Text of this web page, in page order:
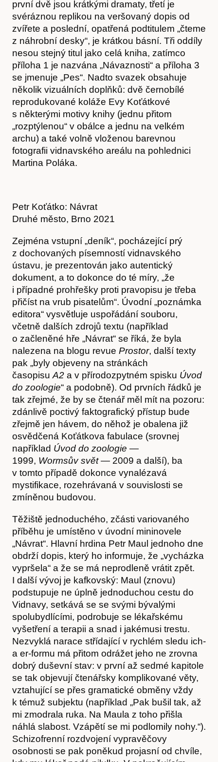
Články
Časopis
Hostcast
první dvě jsou krátkými dramaty, třetí je
svéráznou replikou na veršovaný dopis od
zvířete a poslední, opatřená podtitulem „čteme
z náhrobní desky“, je krátkou básní. Tři oddíly
nesou stejný titul jako celá kniha, zatímco
příloha 1 je nazvána „Návaznosti“ a příloha 3
se jmenuje „Pes“. Nadto svazek obsahuje
několik vizuálních doplňků: dvě černobílé
reprodukované koláže Evy Koťátkové
s některými motivy knihy (jednu přitom
„rozptýlenou“ v obálce a jednu na velkém
archu) a také volně vloženou barevnou
fotografii vidnavského areálu na pohlednici
Martina Poláka.
Petr Koťátko: Návrat
Druhé město, Brno 2021
Zejména vstupní „deník“, pocházející prý
z dochovaných písemností vidnavského
ústavu, je prezentován jako autentický
dokument, a to dokonce do té míry, „že
i případné prohřešky proti pravopisu je třeba
přičíst na vrub pisatelům“. Úvodní „poznámka
editora“ vysvětluje uspořádání souboru,
včetně dalších zdrojů textu (například
o začleněné hře „Návrat“ se říká, že byla
nalezena na blogu revue Prostor, další texty
pak „byly objeveny na stránkách
časopisu A2 a v přírodozpytném spisku Úvod
do zoologie“ a podobně). Od prvních řádků je
tak zřejmé, že by se čtenář měl mít na pozoru:
zdánlivě poctivý faktografický přístup bude
zřejmě jen hávem, do něhož je obalena již
osvědčená Koťátkova fabulace (srovnej
například Úvod do zoologie —
1999, Wormsův svět— 2009 a další), ba
v tomto případě dokonce vynalézavá
mystifikace, rozehrávaná v souvislosti se
zmíněnou budovou.
Těžiště jednoduchého, zčásti variovaného
příběhu je umístěno v úvodní mininovele
„Návrat“. Hlavní hrdina Petr Maul jednoho dne
obdrží dopis, který ho informuje, že „vycházka
vypršela“ a že se má neprodleně vrátit zpět.
I další vývoj je kafkovský: Maul (znovu)
podstupuje ne úplně jednoduchou cestu do
Vidnavy, setkává se se svými bývalými
spolubydlícími, podrobuje se lékařskému
vyšetření a terapii a snad i jakémusi trestu.
Nezvyklá narace střídající v rychlém sledu ich-
a er-formu má přitom odrážet jeho ne zrovna
dobrý duševní stav: v první až sedmé kapitole
se tak objevují čtenářsky komplikované věty,
vztahující se přes gramatické obměny vždy
k témuž subjektu (například „Pak bušil tak, až
mi zmodrala ruka. Na Maula z toho přišla
náhlá slabost. Vzápětí se mi podlomily nohy.“).
Schizofrenní rozdvojení vypravěčovy
osobnosti se pak poněkud projasní od chvíle,